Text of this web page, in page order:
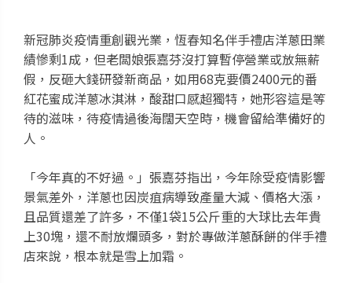
新冠肺炎疫情重創觀光業，恆春知名伴手禮店洋蔥田業
績慘剩1成，但老闆娘張嘉芬沒打算暫停營業或放無薪
假，反砸大錢研發新商品，如用68克要價2400元的番
紅花蜜成洋蔥冰淇淋，酸甜口感超獨特，她形容這是等
待的滋味，待疫情過後海闊天空時，機會留給準備好的
人。
「今年真的不好過。」張嘉芬指出，今年除受疫情影響
景氣差外，洋蔥也因炭疽病導致產量大減、價格大漲，
且品質還差了許多，不僅1袋15公斤重的大球比去年貴
上30塊，還不耐放爛頭多，對於專做洋蔥酥餅的伴手禮
店來說，根本就是雪上加霜。